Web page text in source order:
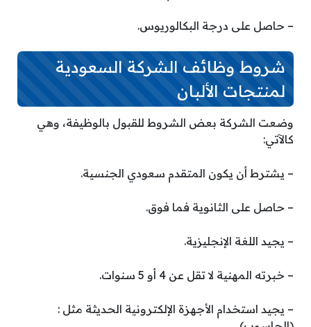
– حاصل على درجة البكالوريوس.
شروط وظائف الشركة السعودية
لمنتجات الألبان
وضعت الشركة بعض الشروط للقبول بالوظيفة، وهي
كالآتي:
– يشترط أن يكون المتقدم سعودي الجنسية.
– حاصل على الثانوية فما فوق.
– يجيد اللغة الإنجليزية.
– خبرته المهنية لا تقل عن 4 أو 5 سنوات.
– يجيد استخدام الأجهزة الإلكترونية الحديثة مثل :